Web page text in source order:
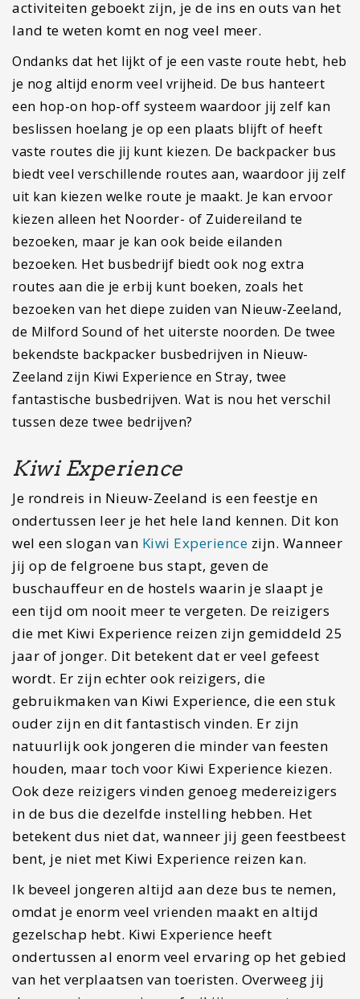
activiteiten geboekt zijn, je de ins en outs van het
land te weten komt en nog veel meer.
Ondanks dat het lijkt of je een vaste route hebt, heb
je nog altijd enorm veel vrijheid. De bus hanteert
een hop-on hop-off systeem waardoor jij zelf kan
beslissen hoelang je op een plaats blijft of heeft
vaste routes die jij kunt kiezen. De backpacker bus
biedt veel verschillende routes aan, waardoor jij zelf
uit kan kiezen welke route je maakt. Je kan ervoor
kiezen alleen het Noorder- of Zuidereiland te
bezoeken, maar je kan ook beide eilanden
bezoeken. Het busbedrijf biedt ook nog extra
routes aan die je erbij kunt boeken, zoals het
bezoeken van het diepe zuiden van Nieuw-Zeeland,
de Milford Sound of het uiterste noorden. De twee
bekendste backpacker busbedrijven in Nieuw-
Zeeland zijn Kiwi Experience en Stray, twee
fantastische busbedrijven. Wat is nou het verschil
tussen deze twee bedrijven?
Kiwi Experience
Je rondreis in Nieuw-Zeeland is een feestje en
ondertussen leer je het hele land kennen. Dit kon
wel een slogan van Kiwi Experience zijn. Wanneer
jij op de felgroene bus stapt, geven de
buschauffeur en de hostels waarin je slaapt je
een tijd om nooit meer te vergeten. De reizigers
die met Kiwi Experience reizen zijn gemiddeld 25
jaar of jonger. Dit betekent dat er veel gefeest
wordt. Er zijn echter ook reizigers, die
gebruikmaken van Kiwi Experience, die een stuk
ouder zijn en dit fantastisch vinden. Er zijn
natuurlijk ook jongeren die minder van feesten
houden, maar toch voor Kiwi Experience kiezen.
Ook deze reizigers vinden genoeg medereizigers
in de bus die dezelfde instelling hebben. Het
betekent dus niet dat, wanneer jij geen feestbeest
bent, je niet met Kiwi Experience reizen kan.
Ik beveel jongeren altijd aan deze bus te nemen,
omdat je enorm veel vrienden maakt en altijd
gezelschap hebt. Kiwi Experience heeft
ondertussen al enorm veel ervaring op het gebied
van het verplaatsen van toeristen. Overweeg jij